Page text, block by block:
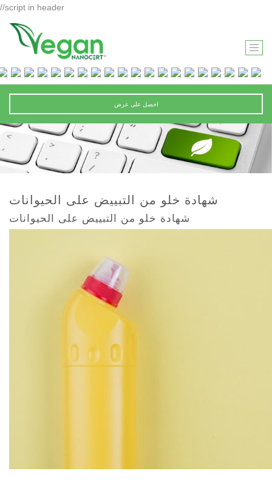
//script in header
T
O
G
G
L
N
A
V
احصل على عرض
شهادة خلو من التبييض على الحيوانات
شهادة خلو من التبييض على الحيوانات